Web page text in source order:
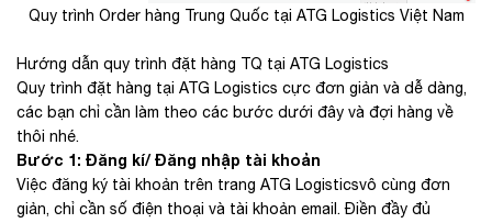
Quy trình Order hàng Trung Quốc tại ATG Logistics Việt Nam
Hướng dẫn quy trình đặt hàng TQ tại ATG Logistics
Quy trình đặt hàng tại ATG Logistics cực đơn giản và dễ dàng,
các bạn chỉ cần làm theo các bước dưới đây và đợi hàng về
thôi nhé.
Bước 1: Đăng kí/ Đăng nhập tài khoản
Việc đăng ký tài khoản trên trang ATG Logisticsvô cùng đơn
giản, chỉ cần số điện thoại và tài khoản email. Điền đầy đủ